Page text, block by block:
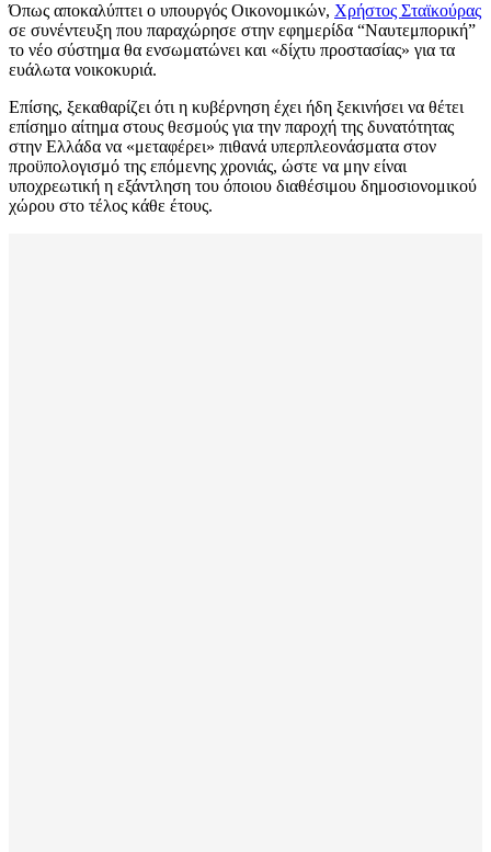
Όπως αποκαλύπτει ο υπουργός Οικονομικών, Χρήστος Σταϊκούρας
σε συνέντευξη που παραχώρησε στην εφημερίδα “Ναυτεμπορική”
το νέο σύστημα θα ενσωματώνει και «δίχτυ προστασίας» για τα
ευάλωτα νοικοκυριά.
Επίσης, ξεκαθαρίζει ότι η κυβέρνηση έχει ήδη ξεκινήσει να θέτει
επίσημο αίτημα στους θεσμούς για την παροχή της δυνατότητας
στην Ελλάδα να «μεταφέρει» πιθανά υπερπλεονάσματα στον
προϋπολογισμό της επόμενης χρονιάς, ώστε να μην είναι
υποχρεωτική η εξάντληση του όποιου διαθέσιμου δημοσιονομικού
χώρου στο τέλος κάθε έτους.